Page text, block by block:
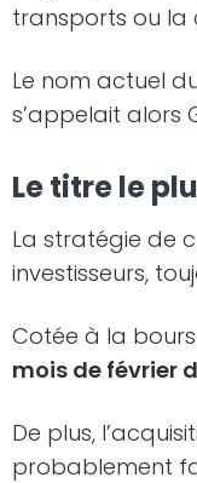
transports ou la
Le nom actuel
s’appelait alors
Le titre le
La stratégie de
investisseurs,
Cotée à la
mois de février
De plus,
probablement